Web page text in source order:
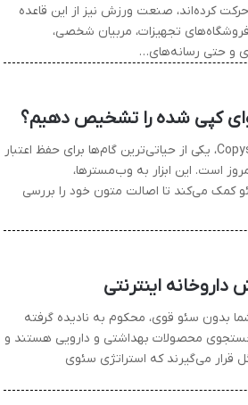
کرده‌اند، صنعت ورزش نیز از این قاعده
تجهیزات، مربیان شخصی،
و حتی رسانه‌های…
تشخیص محتوای کپی شده با Copyscape، یکی از حیاتی‌ترین گام‌ها برای حفظ اعتبار
است. این ابزار به وب‌مسترها،
کمک می‌کند تا اصالت متون خود را بررسی
اینترنتی
شما بدون سئو قوی، محکوم به نادیده گرفته
محصولات بهداشتی و دارویی هستند و
قرار می‌گیرند که استراتژی سئوی